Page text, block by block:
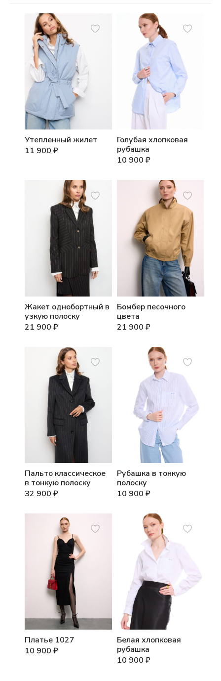
Утепленный жилет
11 900 ₽
Голубая хлопковая
рубашка
10 900 ₽
Жакет однобортный в
узкую полоску
21 900 ₽
Бомбер песочного
цвета
21 900 ₽
Пальто классическое
в тонкую полоску
32 900 ₽
Рубашка в тонкую
полоску
10 900 ₽
Платье 1027
10 900 ₽
Белая хлопковая
рубашка
10 900 ₽